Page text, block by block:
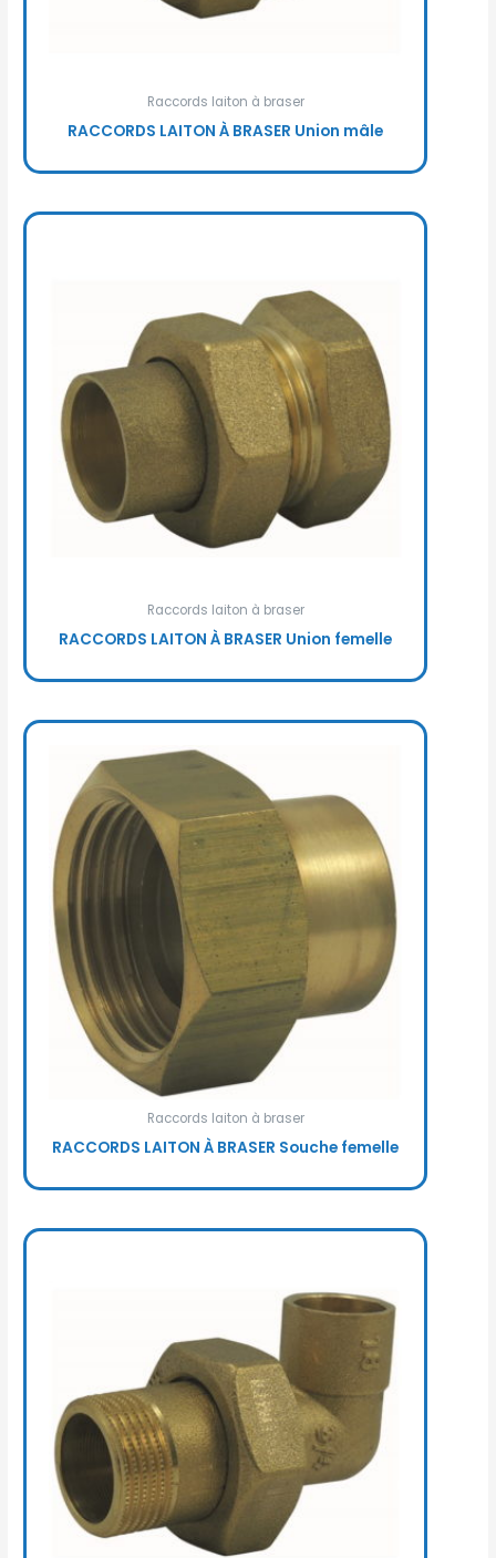
Raccords laiton à braser
RACCORDS LAITON À BRASER Union mâle
Raccords laiton à braser
RACCORDS LAITON À BRASER Union femelle
Raccords laiton à braser
RACCORDS LAITON À BRASER Souche femelle